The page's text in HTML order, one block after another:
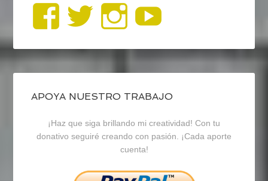
Ver
perfil
de
blogrecursosep
en
Facebook
Ver
perfil
de
recursosep
en
Twitter
Ver
perfil
de
recursosep
en
Instagram
APOYA NUESTRO TRABAJO
¡Haz que siga brillando mi creatividad! Con tu
donativo seguiré creando con pasión. ¡Cada aporte
cuenta!